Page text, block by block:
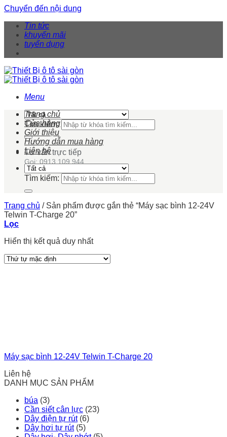
Chuyển đến nội dung
Tin tức
khuyến mãi
tuyển dụng
Menu
Tìm kiếm:
Tư vấn trực tiếp
Gọi: 0913 109 944
Trang chủ
Cửa hàng
Giới thiệu
Hướng dẫn mua hàng
Liên hệ
Tìm kiếm:
Trang chủ /Sản phẩm được gắn thẻ “Máy sạc bình 12-24V
Telwin T-Charge 20”
Lọc
Hiển thị kết quả duy nhất
Máy sạc bình 12-24V Telwin T-Charge 20
Liên hệ
DANH MỤC SẢN PHẨM
búa (3)
Cần siết cân lực (23)
Dây điện tự rút (6)
Dây hơi tự rút (5)